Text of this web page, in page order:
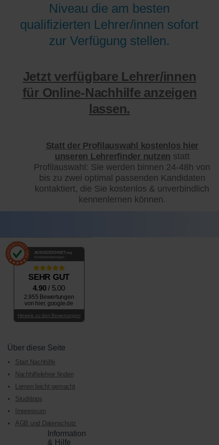
Niveau die am besten
qualifizierten Lehrer/innen sofort
zur Verfügung stellen.
Jetzt verfügbare Lehrer/innen
für Online-Nachhilfe anzeigen
lassen.
Statt der Profilauswahl kostenlos hier
unseren Lehrerfinder nutzen statt
Profilauswahl: Sie werden binnen 24-48h von
bis zu zwei optimal passenden Kandidaten
kontaktiert, die Sie kostenlos & unverbindlich
kennenlernen können.
AUSGEZEICHNET .org
Kundenbewertungen
SEHR GUT
4.90/ 5.00
2.955 Bewertungen
von hier, google.de
Hinweis zu den Bewertungen
Über diese Seite
Start Nachhilfe
Nachhilfelehrer finden
Lernen leicht gemacht
Studitipps
Impressum
AGB und Datenschutz
Information
& Hilfe